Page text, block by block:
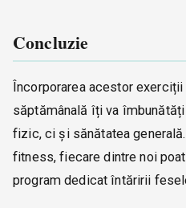
Concluzie
Încorporarea acestor
săptămânală îți va
fizic, ci și sănătatea
fitness, fiecare dintre noi
program dedicat întăririi